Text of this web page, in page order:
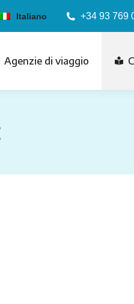
Italiano +34 93 769
Agenzie di viaggio